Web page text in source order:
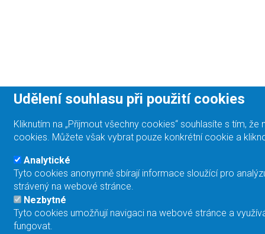
Udělení souhlasu při použití cookies
Kliknutím na „Přijmout všechny cookies“ souhlasíte s tím,
cookies. Můžete však vybrat pouze konkrétní cookie a
Analytické
Tyto cookies anonymně sbírají informace sloužící pro
strávený na webové stránce.
Nezbytné
Tyto cookies umožňují navigaci na webové stránce a
fungovat.